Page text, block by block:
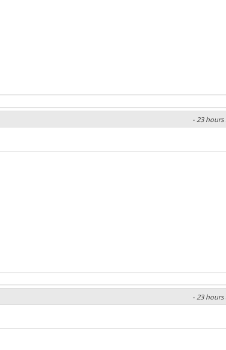
- 23 hours
- 23 hours